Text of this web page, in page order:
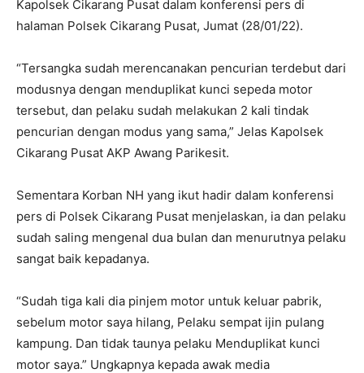
Kapolsek Cikarang Pusat dalam konferensi pers di
halaman Polsek Cikarang Pusat, Jumat (28/01/22).
“Tersangka sudah merencanakan pencurian terdebut dari
modusnya dengan menduplikat kunci sepeda motor
tersebut, dan pelaku sudah melakukan 2 kali tindak
pencurian dengan modus yang sama,” Jelas Kapolsek
Cikarang Pusat AKP Awang Parikesit.
Sementara Korban NH yang ikut hadir dalam konferensi
pers di Polsek Cikarang Pusat menjelaskan, ia dan pelaku
sudah saling mengenal dua bulan dan menurutnya pelaku
sangat baik kepadanya.
“Sudah tiga kali dia pinjem motor untuk keluar pabrik,
sebelum motor saya hilang, Pelaku sempat ijin pulang
kampung. Dan tidak taunya pelaku Menduplikat kunci
motor saya.” Ungkapnya kepada awak media